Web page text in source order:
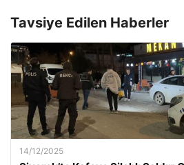
Tavsiye Edilen Haberler
14/12/2025